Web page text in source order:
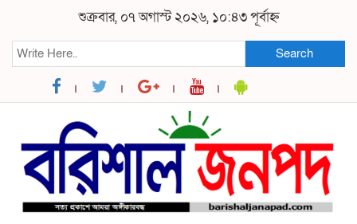
শুক্রবার, ০৭ অগাস্ট ২০২৬, ১০:৪৩ পূর্বাহ্ন
Search